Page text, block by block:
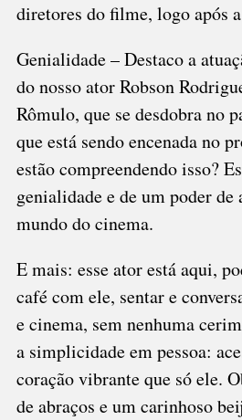
diretores do filme, logo após
Genialidade – Destaco a
do nosso ator Robson
Rômulo, que se desdobra no
que está sendo encenada no
estão compreendendo isso?
genialidade e de um poder de
mundo do cinema.
E mais: esse ator está aqui,
café com ele, sentar e
e cinema, sem nenhuma
a simplicidade em pessoa:
coração vibrante que só ele.
de abraços e um carinhoso